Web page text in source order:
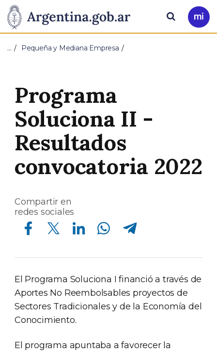
Presidencia
de
Nación
Pasar al contenido principal
Ir
a
Buscar
… Pequeña y Mediana Empresa
Programa
Soluciona II -
Resultados
convocatoria 2022
Compartir en
redes sociales
Compartir en Facebook Compartir en Twitter Compartir en Linkedin Compartir en Whatsapp Compartir en Telegram
El Programa Soluciona I financió a través de
Aportes No Reembolsables proyectos de
Sectores Tradicionales y de la Economía del
Conocimiento.
El programa apuntaba a favorecer la